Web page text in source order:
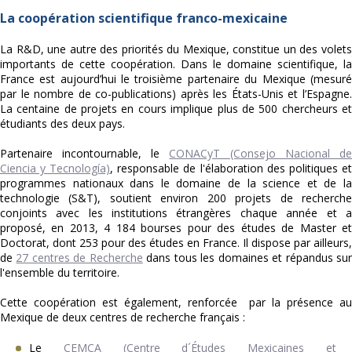
La coopération scientifique franco-mexicaine
La R&D, une autre des priorités du Mexique, constitue un des volets
importants de cette coopération. Dans le domaine scientifique, la
France est aujourd’hui le troisième partenaire du Mexique (mesuré
par le nombre de co-publications) après les États-Unis et l’Espagne.
La centaine de projets en cours implique plus de 500 chercheurs et
étudiants des deux pays.
Partenaire incontournable, le CONACyT (Consejo Nacional de
Ciencia y Tecnología), responsable de l'élaboration des politiques et
programmes nationaux dans le domaine de la science et de la
technologie (S&T), soutient environ 200 projets de recherche
conjoints avec les institutions étrangères chaque année et a
proposé, en 2013, 4 184 bourses pour des études de Master et
Doctorat, dont 253 pour des études en France. Il dispose par ailleurs,
de 27 centres de Recherche dans tous les domaines et répandus sur
l'ensemble du territoire.
Cette coopération est également, renforcée par la présence au
Mexique de deux centres de recherche français :
Le CEMCA (Centre d´Études Mexicaines et